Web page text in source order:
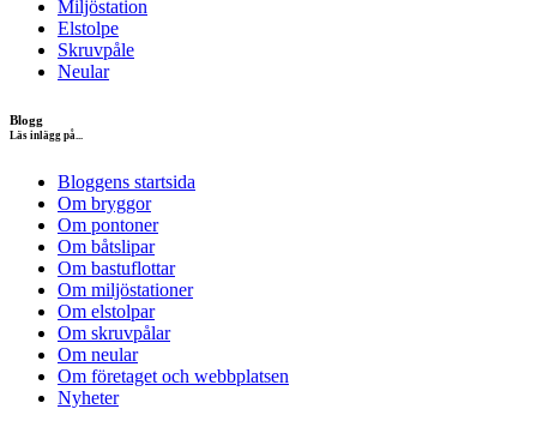
Miljöstation
Elstolpe
Skruvpåle
Neular
Blogg
Läs inlägg på...
Bloggens startsida
Om bryggor
Om pontoner
Om båtslipar
Om bastuflottar
Om miljöstationer
Om elstolpar
Om skruvpålar
Om neular
Om företaget och webbplatsen
Nyheter